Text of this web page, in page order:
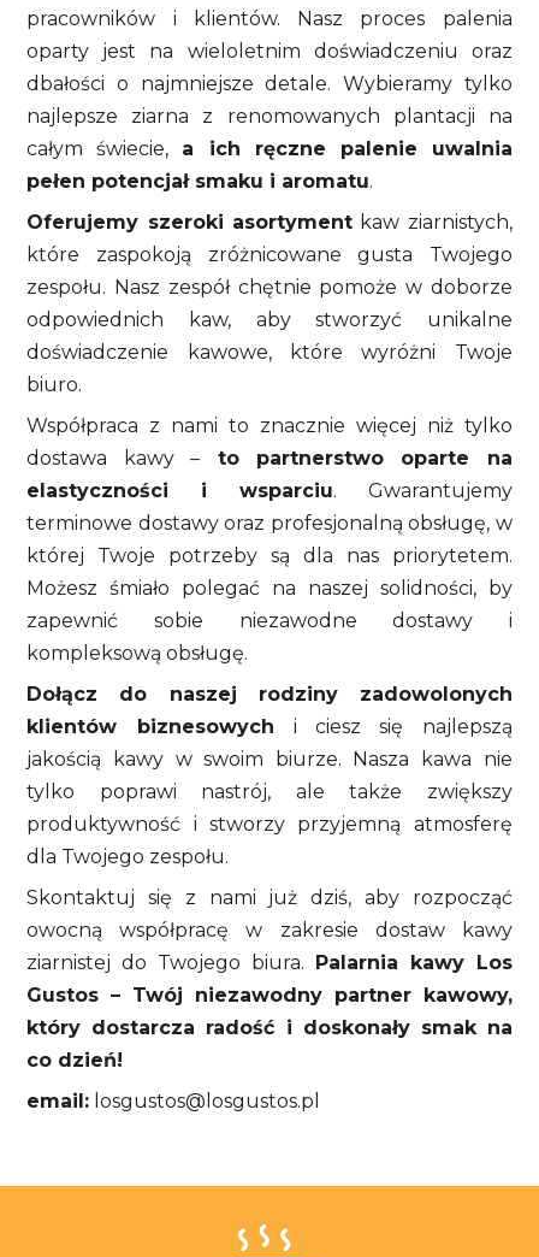
pracowników i klientów. Nasz proces palenia
oparty jest na wieloletnim doświadczeniu oraz
dbałości o najmniejsze detale. Wybieramy tylko
najlepsze ziarna z renomowanych plantacji na
całym świecie, a ich ręczne palenie uwalnia
pełen potencjał smaku i aromatu.
Oferujemy szeroki asortyment kaw ziarnistych,
które zaspokoją zróżnicowane gusta Twojego
zespołu. Nasz zespół chętnie pomoże w doborze
odpowiednich kaw, aby stworzyć unikalne
doświadczenie kawowe, które wyróżni Twoje
biuro.
Współpraca z nami to znacznie więcej niż tylko
dostawa kawy – to partnerstwo oparte na
elastyczności i wsparciu. Gwarantujemy
terminowe dostawy oraz profesjonalną obsługę, w
której Twoje potrzeby są dla nas priorytetem.
Możesz śmiało polegać na naszej solidności, by
zapewnić sobie niezawodne dostawy i
kompleksową obsługę.
Dołącz do naszej rodziny zadowolonych
klientów biznesowych i ciesz się najlepszą
jakością kawy w swoim biurze. Nasza kawa nie
tylko poprawi nastrój, ale także zwiększy
produktywność i stworzy przyjemną atmosferę
dla Twojego zespołu.
Skontaktuj się z nami już dziś, aby rozpocząć
owocną współpracę w zakresie dostaw kawy
ziarnistej do Twojego biura.
Palarnia kawy Los
Gustos – Twój niezawodny partner kawowy,
który dostarcza radość i doskonały smak na
co dzień!
email: losgustos@losgustos.pl